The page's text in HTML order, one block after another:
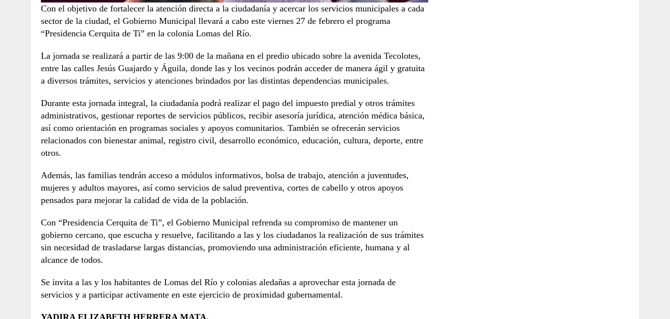
Con el objetivo de fortalecer la atención directa a la ciudadanía y acercar los servicios municipales a cada
sector de la ciudad, el Gobierno Municipal llevará a cabo este viernes 27 de febrero el programa
“Presidencia Cerquita de Ti” en la colonia Lomas del Río.
La jornada se realizará a partir de las 9:00 de la mañana en el predio ubicado sobre la avenida Tecolotes,
entre las calles Jesús Guajardo y Águila, donde las y los vecinos podrán acceder de manera ágil y gratuita
a diversos trámites, servicios y atenciones brindados por las distintas dependencias municipales.
Durante esta jornada integral, la ciudadanía podrá realizar el pago del impuesto predial y otros trámites
administrativos, gestionar reportes de servicios públicos, recibir asesoría jurídica, atención médica básica,
así como orientación en programas sociales y apoyos comunitarios. También se ofrecerán servicios
relacionados con bienestar animal, registro civil, desarrollo económico, educación, cultura, deporte, entre
otros.
Además, las familias tendrán acceso a módulos informativos, bolsa de trabajo, atención a juventudes,
mujeres y adultos mayores, así como servicios de salud preventiva, cortes de cabello y otros apoyos
pensados para mejorar la calidad de vida de la población.
Con “Presidencia Cerquita de Ti”, el Gobierno Municipal refrenda su compromiso de mantener un
gobierno cercano, que escucha y resuelve, facilitando a las y los ciudadanos la realización de sus trámites
sin necesidad de trasladarse largas distancias, promoviendo una administración eficiente, humana y al
alcance de todos.
Se invita a las y los habitantes de Lomas del Río y colonias aledañas a aprovechar esta jornada de
servicios y a participar activamente en este ejercicio de proximidad gubernamental.